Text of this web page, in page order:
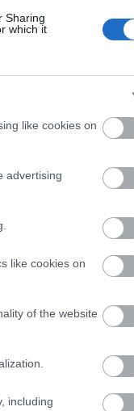
Sharing
which it
like cookies on
advertising
like cookies on
of the website
including
a vietnami
óta
igaza
a mai napig.
fotó: Broadway.com